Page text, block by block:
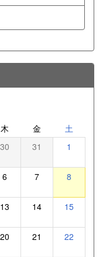
木 金 土
30 31 1
6 7 8
13 14 15
20 21 22